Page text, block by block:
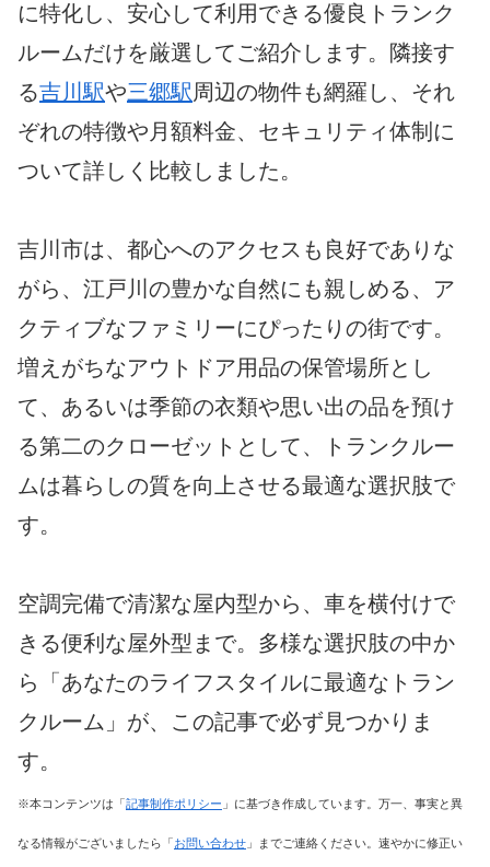
に特化し、安心して利用できる優良トランク
ルームだけを厳選してご紹介します。隣接す
る吉川駅や三郷駅周辺の物件も網羅し、それ
ぞれの特徴や月額料金、セキュリティ体制に
ついて詳しく比較しました。
吉川市は、都心へのアクセスも良好でありな
がら、江戸川の豊かな自然にも親しめる、ア
クティブなファミリーにぴったりの街です。
増えがちなアウトドア用品の保管場所とし
て、あるいは季節の衣類や思い出の品を預け
る第二のクローゼットとして、トランクルー
ムは暮らしの質を向上させる最適な選択肢で
す。
空調完備で清潔な屋内型から、車を横付けで
きる便利な屋外型まで。多様な選択肢の中か
ら「あなたのライフスタイルに最適なトラン
クルーム」が、この記事で必ず見つかりま
す。
※本コンテンツは「記事制作ポリシー 」に基づき作成しています。万一、事実と異
なる情報がございましたら「お問い合わせ 」までご連絡ください。速やかに修正い